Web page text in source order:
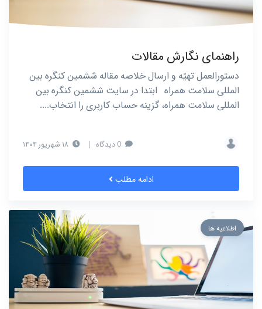
راهنمای نگارش مقالات
دستورالعمل تهیّه و ارسال خلاصه مقاله ششمین کنگره بین
المللی سلامت همراه ابتدا در سایت ششمین کنگره بین
المللی سلامت همراه، گزینه حساب کاربری را انتخاب....
|
ادامه مطلب
اطلاعیه ها